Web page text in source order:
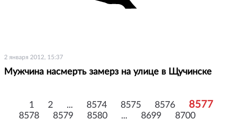
2 января 2012, 15:37
Мужчина насмерть замерз на улице в Щучинске
1 2 ... 8574 8575 8576 8577
8578 8579 8580 ... 8699 8700